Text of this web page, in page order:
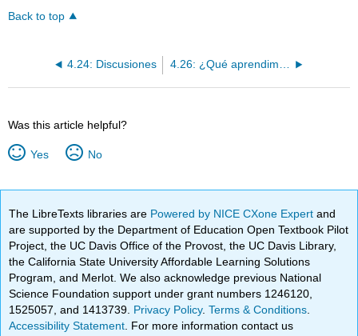
Back to top
4.24: Discusiones 4.26: ¿Qué aprendimos?
Was this article helpful?
Yes No
The LibreTexts libraries are Powered by NICE CXone Expertand
are supported by the Department of Education Open Textbook Pilot
Project, the UC Davis Office of the Provost, the UC Davis Library,
the California State University Affordable Learning Solutions
Program, and Merlot. We also acknowledge previous National
Science Foundation support under grant numbers 1246120,
1525057, and 1413739. Privacy Policy.Terms & Conditions
Accessibility Statement . For more information contact us